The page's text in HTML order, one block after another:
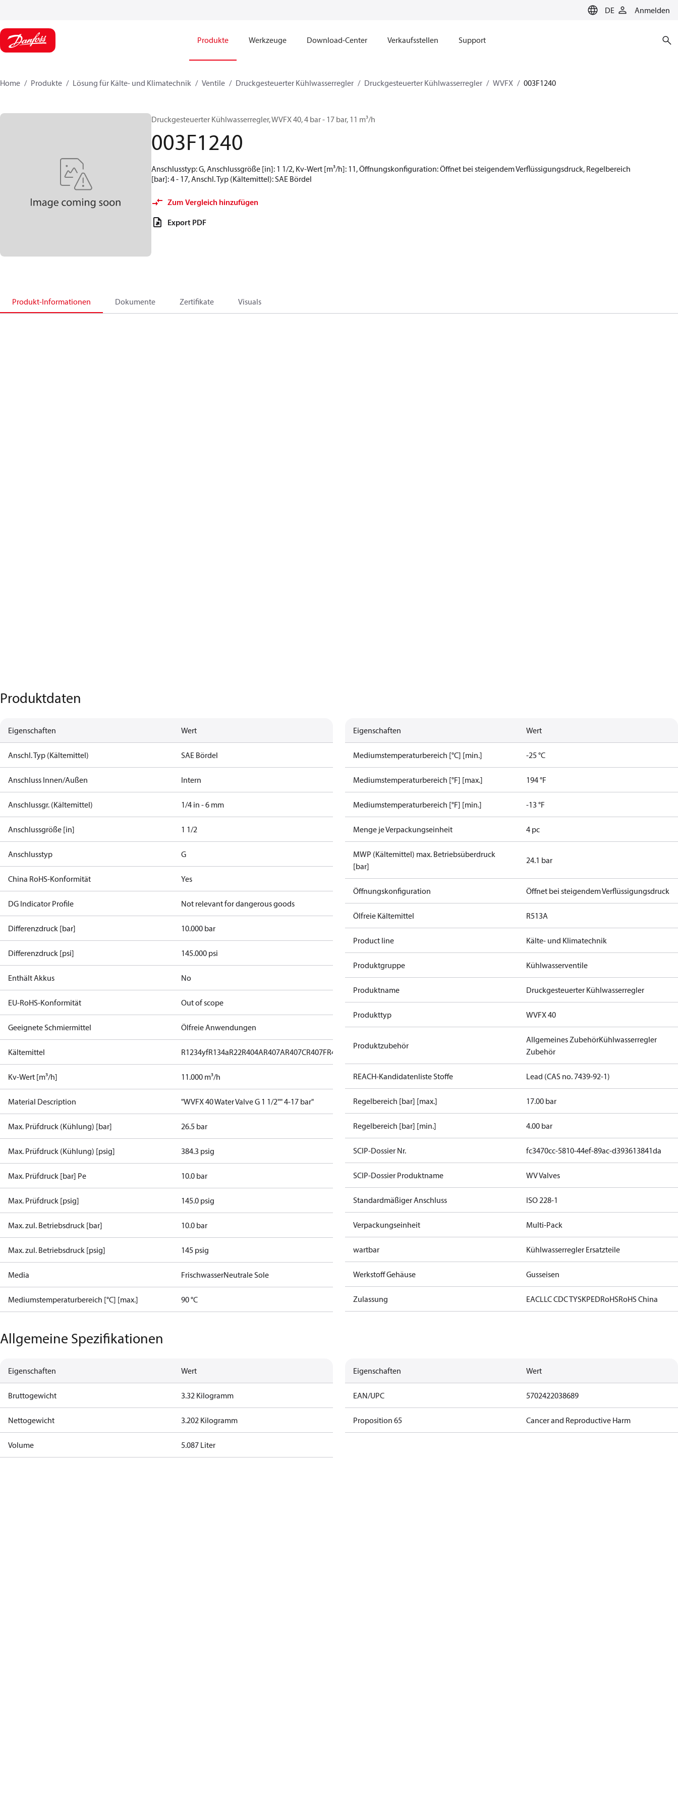
DE Anmelden
Produkte Werkzeuge Download-Center Verkaufsstellen Support
Home Produkte Lösung für Kälte- und Klimatechnik Ventile Druckgesteuerter Kühlwasserregler Druckgesteuerter Kühlwasserregler WVFX 003F1240
Druckgesteuerter Kühlwasserregler, WVFX 40, 4 bar - 17 bar, 11 m³/h
003F1240
Anschlusstyp: G, Anschlussgröße [in]: 1 1/2, Kv-Wert [m³/h]: 11, Öffnungskonfiguration: Öffnet bei steigendem Verflüssigungsdruck, Regelbereich
[bar]: 4 - 17, Anschl. Typ (Kältemittel): SAE Bördel
Zum Vergleich hinzufügen
Export PDF
Produkt-Informationen Dokumente Zertifikate Visuals
Produktdaten
Eigenschaften Wert
Anschl. Typ (Kältemittel) SAE Bördel
Anschluss Innen/Außen Intern
Anschlussgr. (Kältemittel) 1/4 in - 6 mm
Anschlussgröße [in] 1 1/2
Anschlusstyp G
China RoHS-Konformität Yes
DG Indicator Profile Not relevant for dangerous goods
Differenzdruck [bar] 10.000 bar
Differenzdruck [psi] 145.000 psi
Enthält Akkus No
EU-RoHS-Konformität Out of scope
Geeignete Schmiermittel Ölfreie Anwendungen
Kältemittel R1234yfR134aR22R404AR407AR407CR407FR407H R454CR455A
Kv-Wert [m³/h] 11.000 m³/h
Material Description "WVFX 40 Water Valve G 1 1/2"" 4-17 bar"
Max. Prüfdruck (Kühlung) [bar] 26.5 bar
Max. Prüfdruck (Kühlung) [psig] 384.3 psig
Max. Prüfdruck [bar] Pe 10.0 bar
Max. Prüfdruck [psig] 145.0 psig
Max. zul. Betriebsdruck [bar] 10.0 bar
Max. zul. Betriebsdruck [psig] 145 psig
Media FrischwasserNeutrale Sole
Mediumstemperaturbereich [°C] [max.] 90 °C
Eigenschaften Wert
Mediumstemperaturbereich [°C] [min.] -25 °C
Mediumstemperaturbereich [°F] [max.] 194 °F
Mediumstemperaturbereich [°F] [min.] -13 °F
Menge je Verpackungseinheit 4 pc
MWP (Kältemittel) max. Betriebsüberdruck
[bar]
24.1 bar
Öffnungskonfiguration Öffnet bei steigendem Verflüssigungsdruck
Ölfreie Kältemittel R513A
Product line Kälte- und Klimatechnik
Produktgruppe Kühlwasserventile
Produktname Druckgesteuerter Kühlwasserregler
Produkttyp WVFX 40
Produktzubehör
Allgemeines ZubehörKühlwasserregler
Zubehör
REACH-Kandidatenliste Stoffe Lead (CAS no. 7439-92-1)
Regelbereich [bar] [max.] 17.00 bar
Regelbereich [bar] [min.] 4.00 bar
SCIP-Dossier Nr. fc3470cc-5810-44ef-89ac-d393613841da
SCIP-Dossier Produktname WV Valves
Standardmäßiger Anschluss ISO 228-1
Verpackungseinheit Multi-Pack
wartbar Kühlwasserregler Ersatzteile
Werkstoff Gehäuse Gusseisen
Zulassung EACLLC CDC TYSKPEDRoHSRoHS China
Allgemeine Spezifikationen
Eigenschaften Wert
Bruttogewicht 3.32 Kilogramm
Nettogewicht 3.202 Kilogramm
Volume 5.087 Liter
Eigenschaften Wert
EAN/UPC 5702422038689
Proposition 65 Cancer and Reproductive Harm